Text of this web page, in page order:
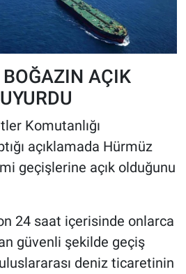
AÇIK
Komutanlığı
açıklamada Hürmüz
geçişlerine açık olduğunu
24 saat içerisinde onlarca
güvenli şekilde geçiş
deniz ticaretinin